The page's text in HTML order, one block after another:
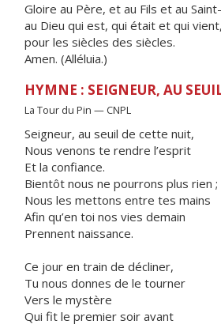
Gloire au Père, et au Fils et au
au Dieu qui est, qui était et qui vient,
pour les siècles des siècles.
Amen. (Alléluia.)
HYMNE : SEIGNEUR, AU
La Tour du Pin — CNPL
Seigneur, au seuil de cette nuit,
Nous venons te rendre l’esprit
Et la confiance.
Bientôt nous ne pourrons plus rien ;
Nous les mettons entre tes mains
Afin qu’en toi nos vies demain
Prennent naissance.
Ce jour en train de décliner,
Tu nous donnes de le tourner
Vers le mystère
Qui fit le premier soir avant